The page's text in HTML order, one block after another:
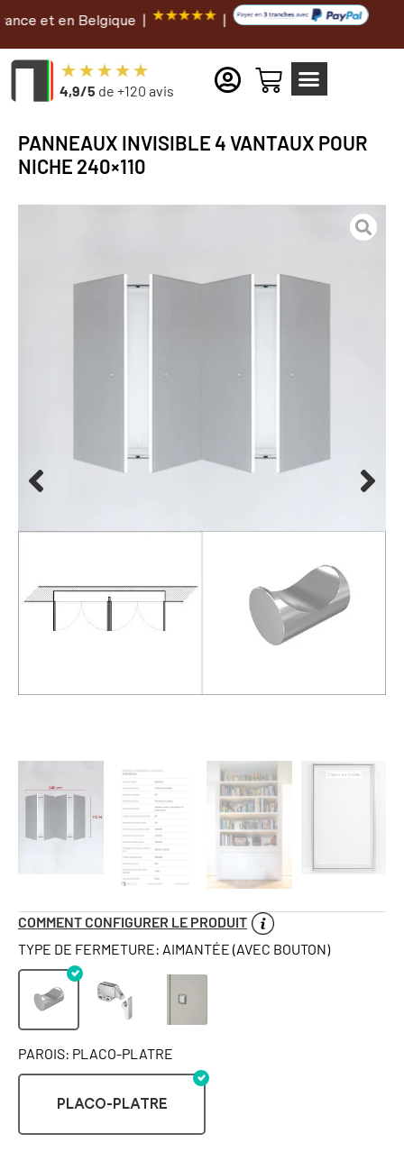
Belgique | |
4,9/5 de +120 avis
PANNEAUX INVISIBLE 4 VANTAUX POUR
NICHE 240×110
COMMENT CONFIGURER LE PRODUIT
TYPE DE FERMETURE: AIMANTÉE (AVEC BOUTON)
PAROIS: PLACO-PLATRE
PLACO-PLATRE